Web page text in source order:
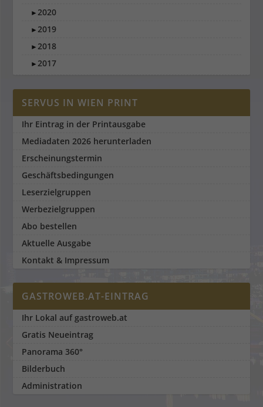
►2020
►2019
►2018
►2017
SERVUS IN WIEN PRINT
Ihr Eintrag in der Printausgabe
Mediadaten 2026 herunterladen
Erscheinungstermin
Geschäftsbedingungen
Leserzielgruppen
Werbezielgruppen
Abo bestellen
Aktuelle Ausgabe
Kontakt & Impressum
GASTROWEB.AT-EINTRAG
Ihr Lokal auf gastroweb.at
Gratis Neueintrag
Panorama 360°
Bilderbuch
Administration